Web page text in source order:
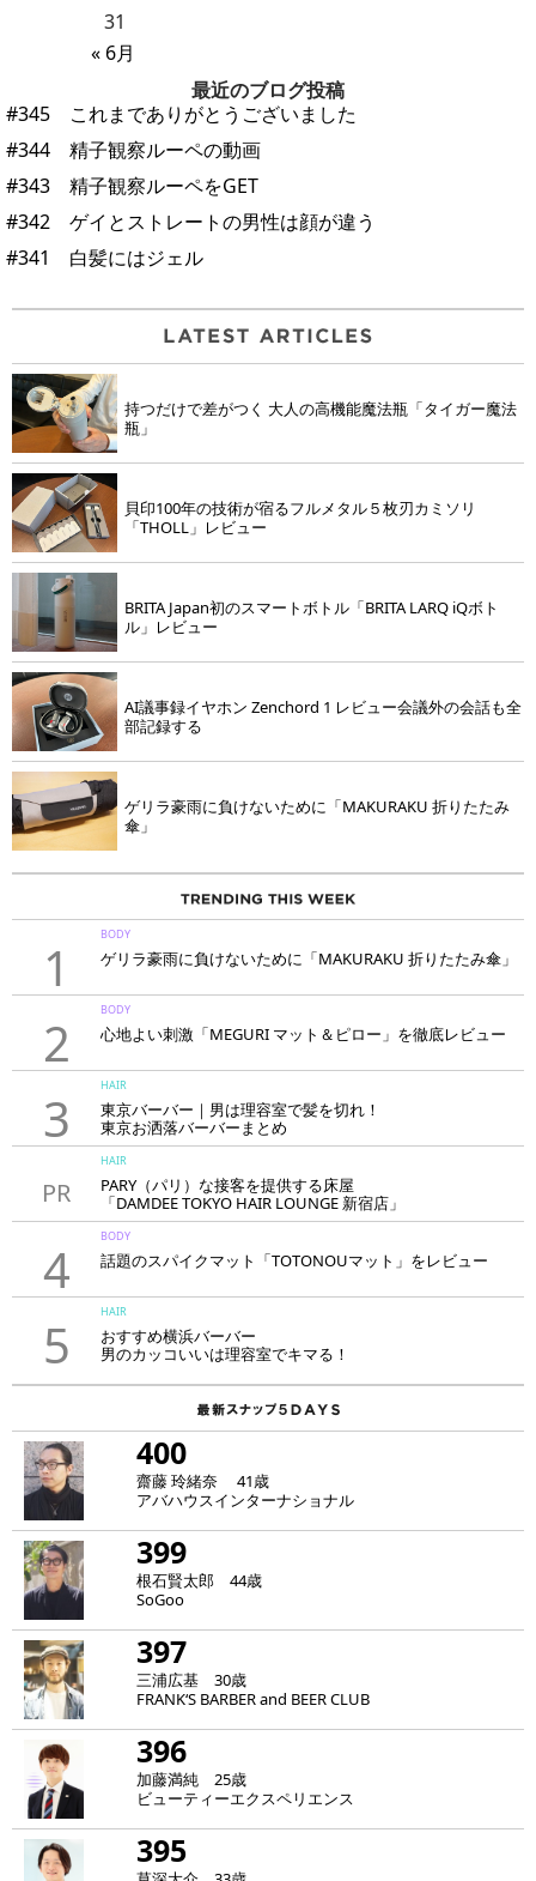
« 6月
31
最近のブログ投稿
#345 これまでありがとうございました
#344 精子観察ルーペの動画
#343 精子観察ルーペをGET
#342 ゲイとストレートの男性は顔が違う
#341 白髪にはジェル
持つだけで差がつく 大人の高機能魔法瓶「タイガー魔法
瓶」
貝印100年の技術が宿るフルメタル５枚刃カミソリ
「THOLL」レビュー
BRITA Japan初のスマートボトル「BRITA LARQ iQボト
ル」レビュー
AI議事録イヤホン Zenchord 1 レビュー会議外の会話も全
部記録する
ゲリラ豪雨に負けないために「MAKURAKU 折りたたみ
傘」
1
BODY
ゲリラ豪雨に負けないために「MAKURAKU 折りたたみ傘」
2
BODY
心地よい刺激「MEGURI マット＆ピロー」を徹底レビュー
3
HAIR
東京バーバー｜男は理容室で髪を切れ！
東京お洒落バーバーまとめ
PR
HAIR
PARY（パリ）な接客を提供する床屋
「DAMDEE TOKYO HAIR LOUNGE 新宿店」
4
BODY
話題のスパイクマット「TOTONOUマット」をレビュー
5
HAIR
おすすめ横浜バーバー
男のカッコいいは理容室でキマる！
400
齋藤 玲緒奈 41歳
アバハウスインターナショナル
399
根石賢太郎 44歳
SoGoo
397
三浦広基 30歳
FRANK‘S BARBER and BEER CLUB
396
加藤満純 25歳
ビューティーエクスペリエンス
395